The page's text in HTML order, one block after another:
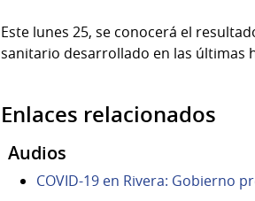
Este lunes 25, se conocerá el
sanitario desarrollado en las últimas
Enlaces relacionados
Audios
COVID-19 en Rivera: Gobierno